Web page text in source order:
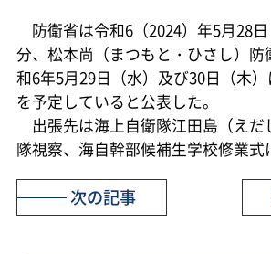
防衛省は令和6（2024）年5月28
分、松本尚（まつもと・ひさし）防
和6年5月29日（水）及び30日（木
を予定していると公表した。
出張先は海上自衛隊江田島（えだ
隊視察、海自幹部候補生学校修業式
次の記事